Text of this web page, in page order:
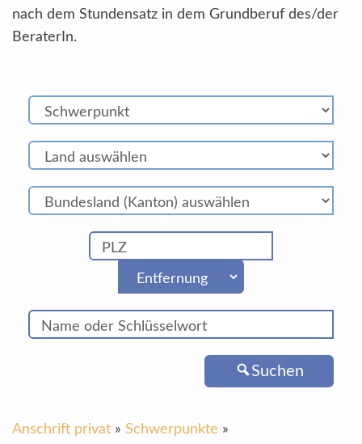
nach dem Stundensatz in dem Grundberuf des/der
BeraterIn.
Suchen
Anschrift privat » Schwerpunkte »